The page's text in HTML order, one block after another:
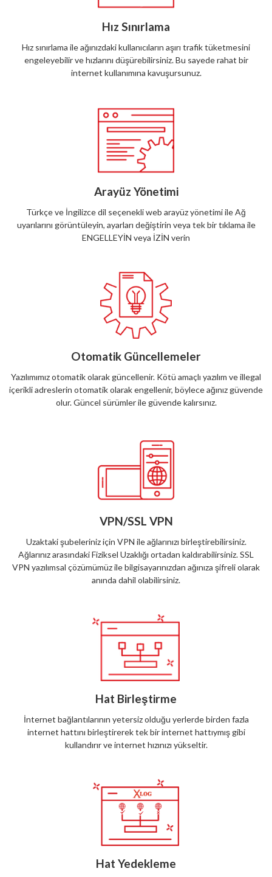
Hız Sınırlama
Hız sınırlama ile ağınızdaki kullanıcıların aşırı trafik tüketmesini
engeleyebilir ve hızlarını düşürebilirsiniz. Bu sayede rahat bir
internet kullanımına kavuşursunuz.
Arayüz Yönetimi
Türkçe ve İngilizce dil seçenekli web arayüz yönetimi ile Ağ
uyarılarını görüntüleyin, ayarları değiştirin veya tek bir tıklama ile
ENGELLEYİN veya İZİN verin
Otomatik Güncellemeler
Yazılımımız otomatik olarak güncellenir. Kötü amaçlı yazılım ve illegal
içerikli adreslerin otomatik olarak engellenir, böylece ağınız güvende
olur. Güncel sürümler ile güvende kalırsınız.
VPN/SSL VPN
Uzaktaki şubeleriniz için VPN ile ağlarınızı birleştirebilirsiniz.
Ağlarınız arasındaki Fiziksel Uzaklığı ortadan kaldırabilirsiniz. SSL
VPN yazılımsal çözümümüz ile bilgisayarınızdan ağınıza şifreli olarak
anında dahil olabilirsiniz.
Hat Birleştirme
İnternet bağlantılarının yetersiz olduğu yerlerde birden fazla
internet hattını birleştirerek tek bir internet hattıymış gibi
kullandırır ve internet hızınızı yükseltir.
Hat Yedekleme